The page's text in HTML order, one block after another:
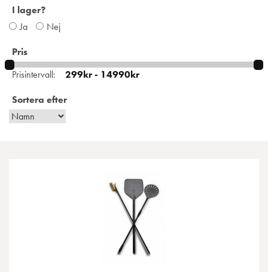
I lager?
Ja
Nej
Pris
Prisintervall:
Sortera efter